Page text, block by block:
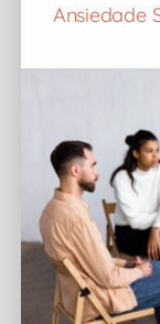
Ansiedade